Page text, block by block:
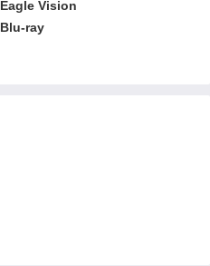
Eagle Vision
Blu-ray